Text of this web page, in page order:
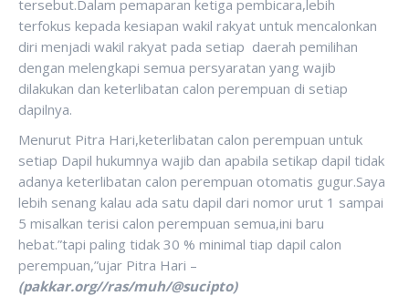
tersebut.Dalam pemaparan ketiga pembicara,lebih
terfokus kepada kesiapan wakil rakyat untuk mencalonkan
diri menjadi wakil rakyat pada setiap daerah pemilihan
dengan melengkapi semua persyaratan yang wajib
dilakukan dan keterlibatan calon perempuan di setiap
dapilnya.
Menurut Pitra Hari,keterlibatan calon perempuan untuk
setiap Dapil hukumnya wajib dan apabila setikap dapil tidak
adanya keterlibatan calon perempuan otomatis gugur.Saya
lebih senang kalau ada satu dapil dari nomor urut 1 sampai
5 misalkan terisi calon perempuan semua,ini baru
hebat.”tapi paling tidak 30 % minimal tiap dapil calon
perempuan,”ujar Pitra Hari –
(pakkar.org//ras/muh/@sucipto)